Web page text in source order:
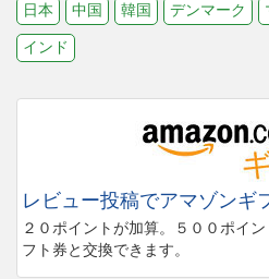
日本
中国 韓国 デンマーク
インド
レビュー投稿でアマゾンギ
２０ポイントが加算。５００ポイ
フト券と交換できます。